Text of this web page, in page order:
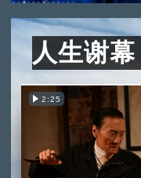
人生谢
2:25